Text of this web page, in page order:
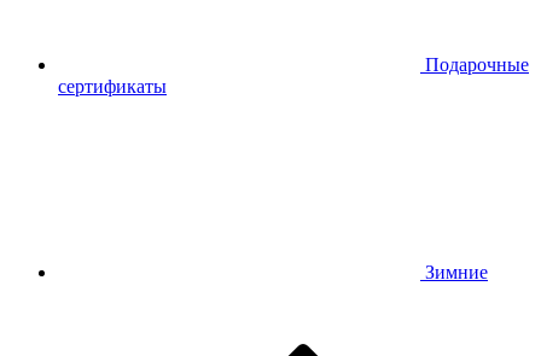
Подарочные
сертификаты
Зимние